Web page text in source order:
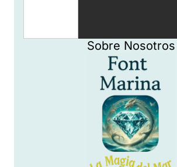
Sobre Nosotros